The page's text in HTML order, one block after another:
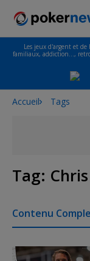
Les jeux d'argent et
familiaux, addiction…,
Accueil Tags
Tag:
Contenu